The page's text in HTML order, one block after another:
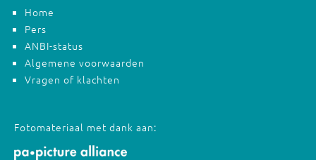
Home
Pers
ANBI-status
Algemene voorwaarden
Vragen of klachten
Fotomateriaal met dank aan: